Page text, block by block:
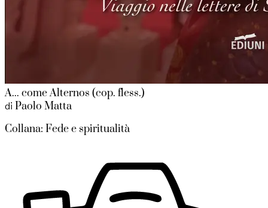
A... come Alternos (cop. fless.)
di Paolo Matta
Collana: Fede e spiritualità